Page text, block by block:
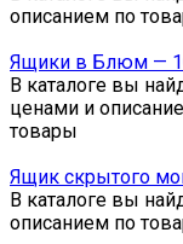
описанием по
Ящики в Блюм —
В каталоге вы
ценами и
товары
Ящик скрытого
В каталоге вы
описанием по